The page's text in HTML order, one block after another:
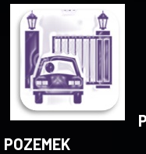
POZEMEK